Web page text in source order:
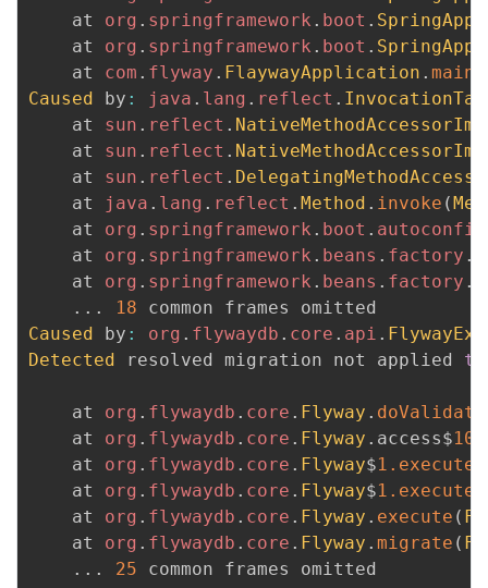
	at
org . springframework . boot .
	at
org . springframework . boot .
	at
com . flyway . FlaywayApplication . main
Caused by : java . lang . reflect .
	at
sun . reflect .
	at
sun . reflect .
	at
sun . reflect .
	at
java . lang . reflect . Method . invoke (
	at
org . springframework . boot .
	at
org . springframework . beans . factory .
	at
org . springframework . beans . factory .
. . . 18
Caused by : org . flywaydb . core . api .
Detected resolved migration not applied to
	at
org . flywaydb . core . Flyway . doValidate
	at
org . flywaydb . core . Flyway . access$100
	at
org . flywaydb . core . Flyway$1. execute
	at
org . flywaydb . core . Flyway$1. execute
	at
org . flywaydb . core . Flyway . execute (
	at
org . flywaydb . core . Flyway . migrate (
. . . 25 common frames omitted